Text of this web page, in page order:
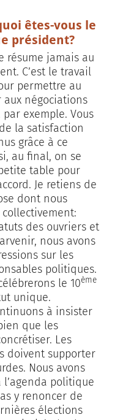
êtes-vous le
président?
résume jamais au
C’est le travail
permettre au
négociations
par exemple. Vous
la satisfaction
grâce à ce
au final, on se
table pour
Je retiens de
dont nous
des ouvriers et
nous avons
sur les
politiques.
le 10ème
unique.
à insister
que les
Les
doivent supporter
Nous avons
politique
y renoncer de
élections